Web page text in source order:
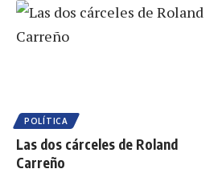
POLÍTICA
Las dos cárceles de Roland
Carreño